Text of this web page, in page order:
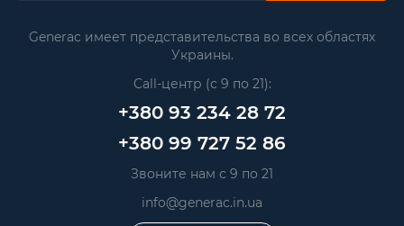
Generac имеет представительства во всех областях
Украины.
Call-центр (с 9 по 21):
+380 93 234 28 72
+380 99 727 52 86
Звоните нам с 9 по 21
info@generac.in.ua